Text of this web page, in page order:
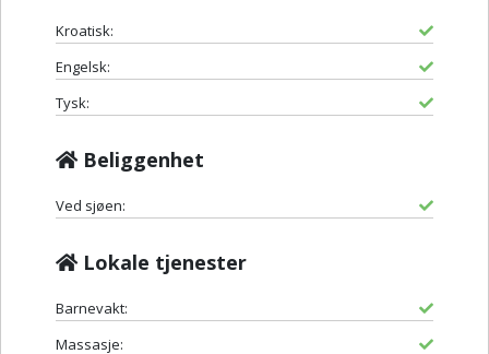
Kroatisk:
Engelsk:
Tysk:
Beliggenhet
Ved sjøen:
Lokale tjenester
Barnevakt:
Massasje: